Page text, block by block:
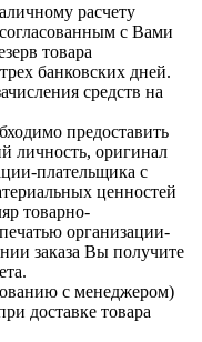
расчету
с Вами
товара
банковских дней.
средств на
предоставить
личность, оригинал
плательщика с
ценностей
товарно-
организации-
заказа Вы получите
с менеджером)
доставке товара